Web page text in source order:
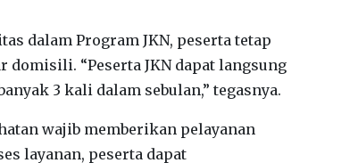
dalam Program JKN, peserta tetap
“Peserta JKN dapat langsung
3 kali dalam sebulan,” tegasnya.
wajib memberikan pelayanan
layanan, peserta dapat